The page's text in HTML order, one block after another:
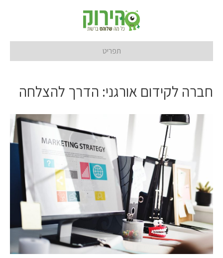
תפריט
חברה לקידום אורגני: הדרך להצלחה